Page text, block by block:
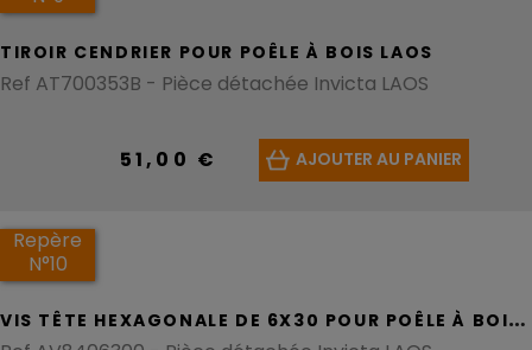
TIROIR CENDRIER POUR POÊLE À BOIS LAOS
Ref AT700353B - Pièce détachée Invicta LAOS
51,00 € AJOUTER AU PANIER
Repère
N°10
V
IS TÊTE HEXAGONALE DE 6X30 POUR POÊLE À BOIS LAOS